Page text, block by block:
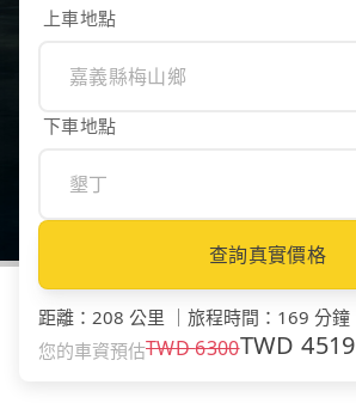
上車地點
下車地點
查詢真實價格
距離 ： 208 公里 旅程時間 ： 169 分鐘
您的車資預估TWD6300TWD4519